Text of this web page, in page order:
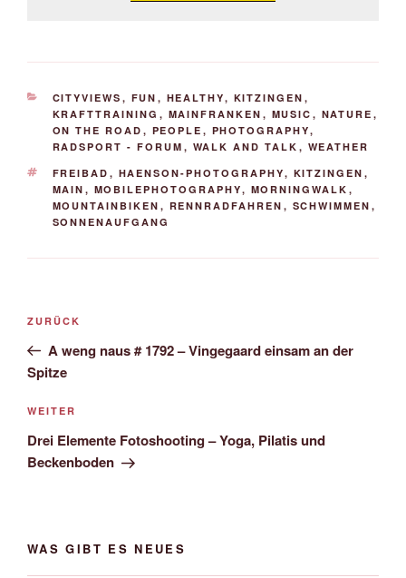
KATEGORIEN
CITYVIEWS , FUN , HEALTHY, KITZINGEN ,
KRAFTTRAINING , MAINFRANKEN , MUSIC , NATURE ,
ON THE ROAD , PEOPLE , PHOTOGRAPHY,
RADSPORT - FORUM , WALK AND TALK , WEATHER
SCHLAGWÖRTER
FREIBAD , HAENSON-PHOTOGRAPHY, KITZINGEN ,
MAIN , MOBILEPHOTOGRAPHY, MORNINGWALK ,
MOUNTAINBIKEN , RENNRADFAHREN , SCHWIMMEN ,
SONNENAUFGANG
Beitrags-
Vorheriger
Beitrag
ZURÜCK
A weng naus # 1792 – Vingegaard einsam an der
Spitze
Nächster
Beitrag
WEITER
Drei Elemente Fotoshooting – Yoga, Pilatis und
Beckenboden
WAS GIBT ES NEUES